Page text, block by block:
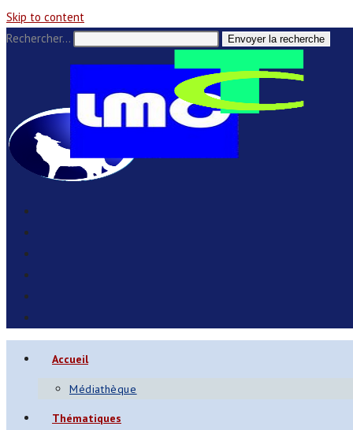
Skip to content
Rechercher…
Envoyer la recherche
Accueil
Médiathèque
Thématiques